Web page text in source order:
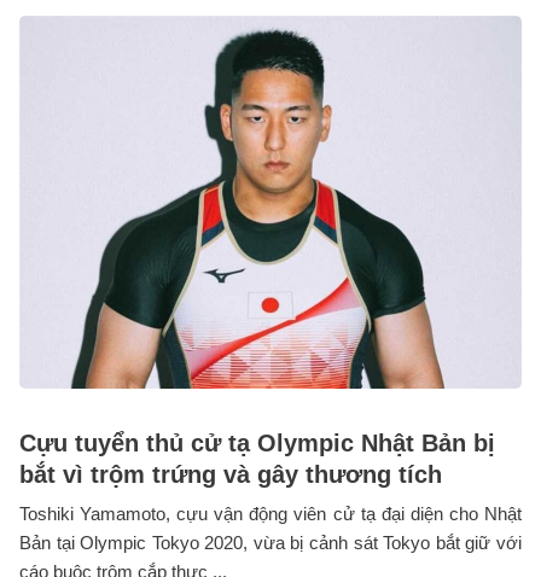
Cựu tuyển thủ cử tạ Olympic Nhật Bản bị
bắt vì trộm trứng và gây thương tích
Toshiki Yamamoto, cựu vận động viên cử tạ đại diện cho Nhật
Bản tại Olympic Tokyo 2020, vừa bị cảnh sát Tokyo bắt giữ với
cáo buộc trộm cắp thực ...